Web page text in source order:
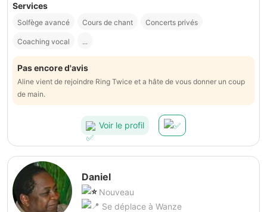
Services
Solfège avancé Cours de chant Concerts privés
Coaching vocal ...
Pas encore d'avis
Aline vient de rejoindre Ring Twice et a hâte de vous donner un coup
de main.
Voir le profil
Daniel
Nouveau
Se déplace à Wanze